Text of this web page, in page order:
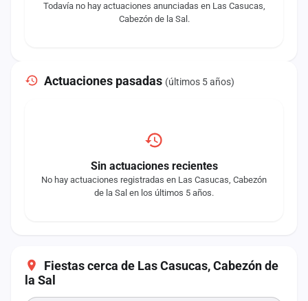
Todavía no hay actuaciones anunciadas en Las Casucas,
Cabezón de la Sal.
Actuaciones pasadas (últimos 5 años)
Sin actuaciones recientes
No hay actuaciones registradas en Las Casucas, Cabezón
de la Sal en los últimos 5 años.
Fiestas cerca de Las Casucas, Cabezón de
la Sal